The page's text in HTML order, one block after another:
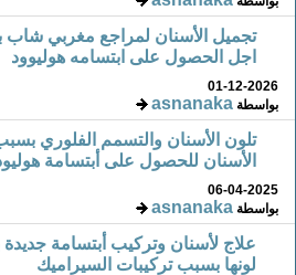
تجميل الأسنان لمراجع مغربي شاب
اجل الحصول على ابتسامه هوليوود
01-12-2026
بواسطةasnanaka
تلون الأسنان والتسمم الفلوري بسبب
الأسنان للحصول على أبتسامة هوليود
06-04-2025
بواسطةasnanaka
علاج لأسنان وتركيب أبتسامة جديدة
لونها بسبب تركيبات السيراميك